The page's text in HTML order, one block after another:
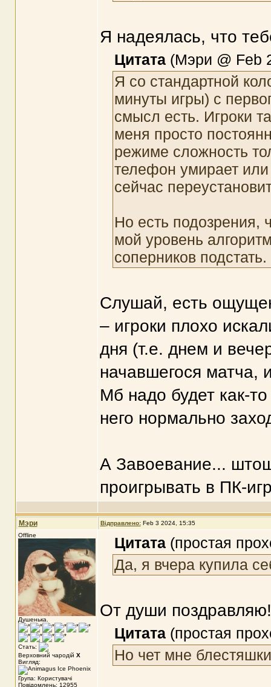
Я надеялась, что
Цитата(Мэри @ Feb
Я со стандартной
минуты игры) с
смысл есть. Игроки
меня просто
режиме сложность
телефон умирает
сейчас
Но есть подозрения,
мой уровень
соперников подстать.
Слушай, есть
– игроки плохо
дня (т.е. днем и
начавшегося матча,
Мб надо будет как-
него нормально
А Завоевание...
проигрывать в ПК-
Мэри Відправлено: Feb 3 2024, 15:35
Offline
Душенька.
Стать:
Верховний чародій X
Вигляд:
Група: Користувачі
Повідомлень: 12955
Цитата(простая
Да, я вчера купила
От души
Цитата(простая
Но чет мне